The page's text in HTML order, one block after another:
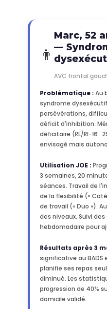
👨
Marc, 52
—
AVC frontal
Problématique : Au
syndrome
persévérations,
déficit d'inhibition.
déficitaire (RL/RI-16 :
envisagé mais
Utilisation JOE :
3 semaines, 20
séances. Travail de
de la flexibilité («
de travail (« Duo »).
des niveaux. Suivi
hebdomadaire pour
Résultats après 3
significative au BADS
planifie ses repas
diminué. Les
progression de 40%
domicile validé.